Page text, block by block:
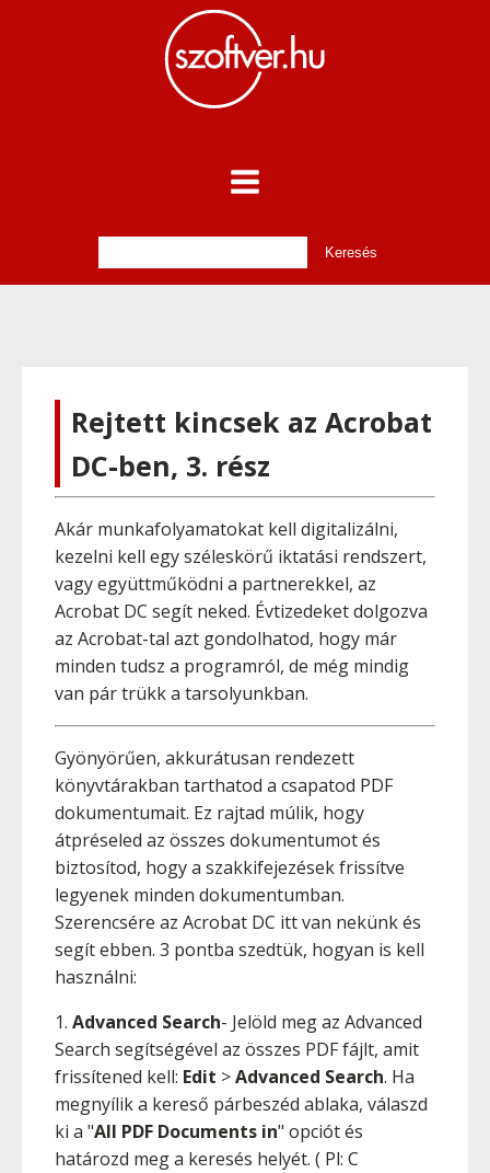
Rejtett kincsek az Acrobat
DC-ben, 3. rész
Akár munkafolyamatokat kell digitalizálni,
kezelni kell egy széleskörű iktatási rendszert,
vagy együttműködni a partnerekkel, az
Acrobat DC segít neked. Évtizedeket dolgozva
az Acrobat-tal azt gondolhatod, hogy már
minden tudsz a programról, de még mindig
van pár trükk a tarsolyunkban.
Gyönyörűen, akkurátusan rendezett
könyvtárakban tarthatod a csapatod PDF
dokumentumait. Ez rajtad múlik, hogy
átpréseled az összes dokumentumot és
biztosítod, hogy a szakkifejezések frissítve
legyenek minden dokumentumban.
Szerencsére az Acrobat DC itt van nekünk és
segít ebben. 3 pontba szedtük, hogyan is kell
használni:
1. Advanced Search- Jelöld meg az Advanced
Search segítségével az összes PDF fájlt, amit
frissítened kell: Edit >Advanced Search. Ha
megnyílik a kereső párbeszéd ablaka, válaszd
ki a "All PDF Documents in" opciót és
határozd meg a keresés helyét. ( Pl: C